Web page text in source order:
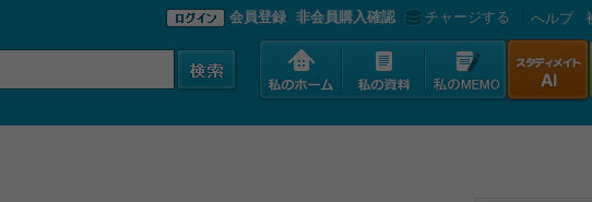
会員登録 非会員購入確認 チャージする へルプ